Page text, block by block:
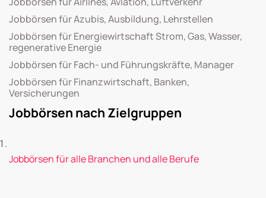
Jobbörsen für Azubis, Ausbildung, Lehrstellen
Jobbörsen für Energiewirtschaft Strom, Gas, Wasser,
regenerative Energie
Jobbörsen für Fach- und Führungskräfte, Manager
Jobbörsen für Finanzwirtschaft, Banken,
Versicherungen
Jobbörsen nach Zielgruppen
Jobbörsen für alle Branchen und alle Berufe